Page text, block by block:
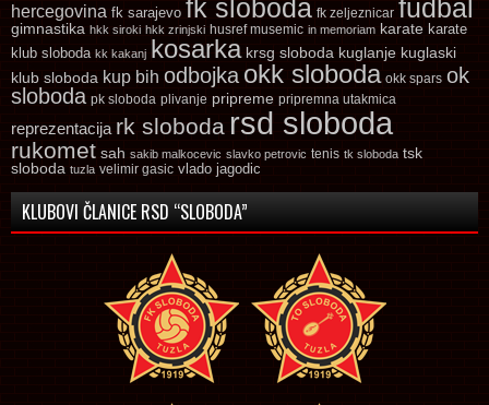
hercegovina fk sarajevo fk sloboda fk zeljeznicar fudbal
gimnastika hkk siroki hkk zrinjski husref musemic in memoriam karate karate
klub sloboda kk kakanj kosarka krsg sloboda kuglanje kuglaski
klub sloboda kup bih odbojka okk sloboda okk spars ok
sloboda pk sloboda plivanje pripreme pripremna utakmica
reprezentacija rk sloboda rsd sloboda
rukomet sah sakib malkocevic slavko petrovic tenis tk sloboda tsk
sloboda tuzla velimir gasic vlado jagodic
KLUBOVI ČLANICE RSD “SLOBODA”